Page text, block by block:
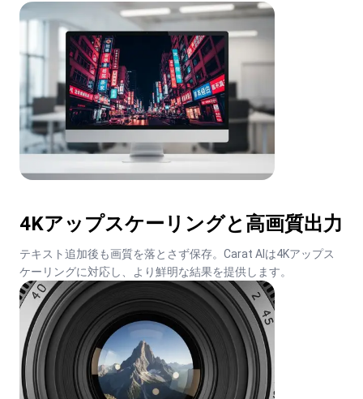
4Kアップスケーリングと高画質出力
テキスト追加後も画質を落とさず保存。Carat AIは4Kアップス
ケーリングに対応し、より鮮明な結果を提供します。